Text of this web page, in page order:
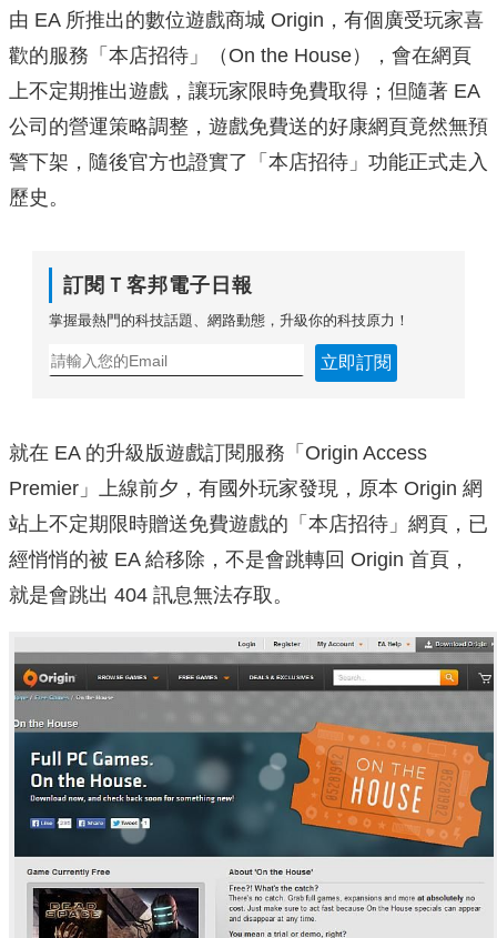
由 EA 所推出的數位遊戲商城 Origin，有個廣受玩家喜
歡的服務「本店招待」（On the House），會在網頁
上不定期推出遊戲，讓玩家限時免費取得；但隨著 EA
公司的營運策略調整，遊戲免費送的好康網頁竟然無預
警下架，隨後官方也證實了「本店招待」功能正式走入
歷史。
訂閱Ｔ客邦電子日報
掌握最熱門的科技話題、網路動態，升級你的科技原力！
立即訂閱
就在 EA 的升級版遊戲訂閱服務「Origin Access
Premier」上線前夕，有國外玩家發現，原本 Origin 網
站上不定期限時贈送免費遊戲的「本店招待」網頁，已
經悄悄的被 EA 給移除，不是會跳轉回 Origin 首頁，
就是會跳出 404 訊息無法存取。